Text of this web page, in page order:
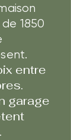
1850
entre
garage